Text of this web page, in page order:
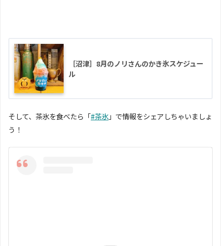
［沼津］8月のノリさんのかき氷スケジュー
ル
そして、茶氷を食べたら「#茶氷」で情報をシェアしちゃいましょ
う！